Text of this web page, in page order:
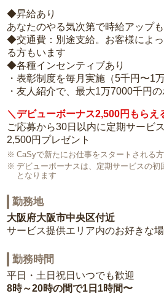
◆昇給あり
あなたのやる気次第で時給アップも
◆交通費：別途支給。お客様によ
る方もいます
◆各種インセンティブあり
・表彰制度を毎月実施（5千円〜1
・友人紹介で、最大1万7000千円
＼デビューボーナス2,500円もらえ
ご応募から30日以内に定期サービ
2,500円プレゼント
CaSyで新たにお仕事をスタートされる
デビューボーナスは、定期サービスの
となります
勤務地
大阪府大阪市中央区付近
サービス提供エリア内のお好きな場
勤務時間
平日・土日祝日いつでも歓迎
8時～20時の間で1日1時間〜